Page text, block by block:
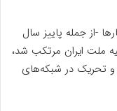
-از جمله پاییز سال
ملت ایران مرتکب شد،
تحریک در شبکه‌های